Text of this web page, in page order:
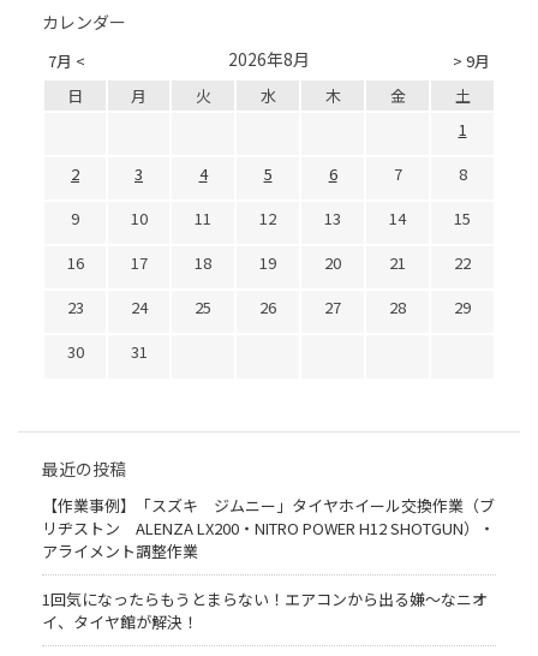
カレンダー
7月 < > 9月
2026年8月
日 月 火 水 木 金
土
1
2
3 4 5 6 7
8
9
10 11 12 13 14
15
16
17 18 19 20 21
22
23
24 25 26 27 28
29
30
31
最近の投稿
【作業事例】「スズキ ジムニー」タイヤホイール交換作業（ブ
リヂストン ALENZA LX200・NITRO POWER H12 SHOTGUN）・
アライメント調整作業
1回気になったらもうとまらない！エアコンから出る嫌〜なニオ
イ、タイヤ館が解決！